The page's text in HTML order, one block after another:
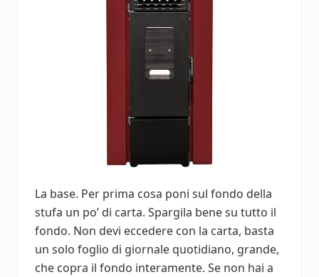
La base. Per prima cosa poni sul fondo della
stufa un po’ di carta. Spargila bene su tutto il
fondo. Non devi eccedere con la carta, basta
un solo foglio di giornale quotidiano, grande,
che copra il fondo interamente. Se non hai a